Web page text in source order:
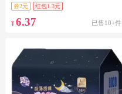
券2元 红包1.3元
¥ 6.37 已售10+件